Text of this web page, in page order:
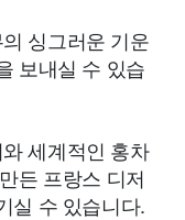
싱그러운 기운
보내실 수 있습
세계적인 홍차
든 프랑스 디저
실 수 있습니다.